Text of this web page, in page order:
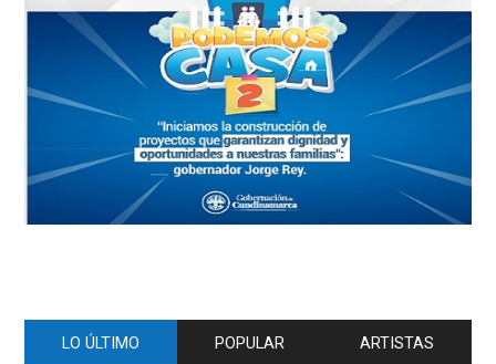
LO ÚLTIMO POPULAR ARTISTAS